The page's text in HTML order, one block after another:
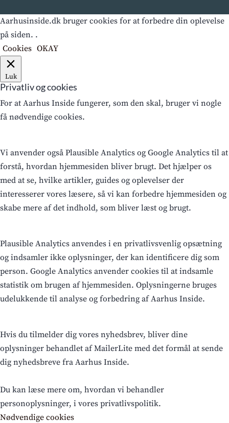
Aarhusinside.dk bruger cookies for at forbedre din oplevelse
på siden. .
Cookies OKAY
Luk
Privatliv og cookies
For at Aarhus Inside fungerer, som den skal, bruger vi nogle
få nødvendige cookies.
Vi anvender også Plausible Analytics og Google Analytics til at
forstå, hvordan hjemmesiden bliver brugt. Det hjælper os
med at se, hvilke artikler, guides og oplevelser der
interesserer vores læsere, så vi kan forbedre hjemmesiden og
skabe mere af det indhold, som bliver læst og brugt.
Plausible Analytics anvendes i en privatlivsvenlig opsætning
og indsamler ikke oplysninger, der kan identificere dig som
person. Google Analytics anvender cookies til at indsamle
statistik om brugen af hjemmesiden. Oplysningerne bruges
udelukkende til analyse og forbedring af Aarhus Inside.
Hvis du tilmelder dig vores nyhedsbrev, bliver dine
oplysninger behandlet af MailerLite med det formål at sende
dig nyhedsbreve fra Aarhus Inside.
Du kan læse mere om, hvordan vi behandler
personoplysninger, i vores privatlivspolitik.
Nødvendige cookies